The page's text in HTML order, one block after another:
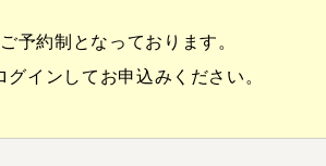
予約制となっております。
グインしてお申込みください。